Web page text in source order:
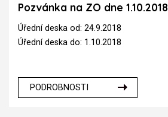
Pozvánka na ZO dne 1.10.2018
Úřední deska od: 24.9.2018
Úřední deska do: 1.10.2018
PODROBNOSTI